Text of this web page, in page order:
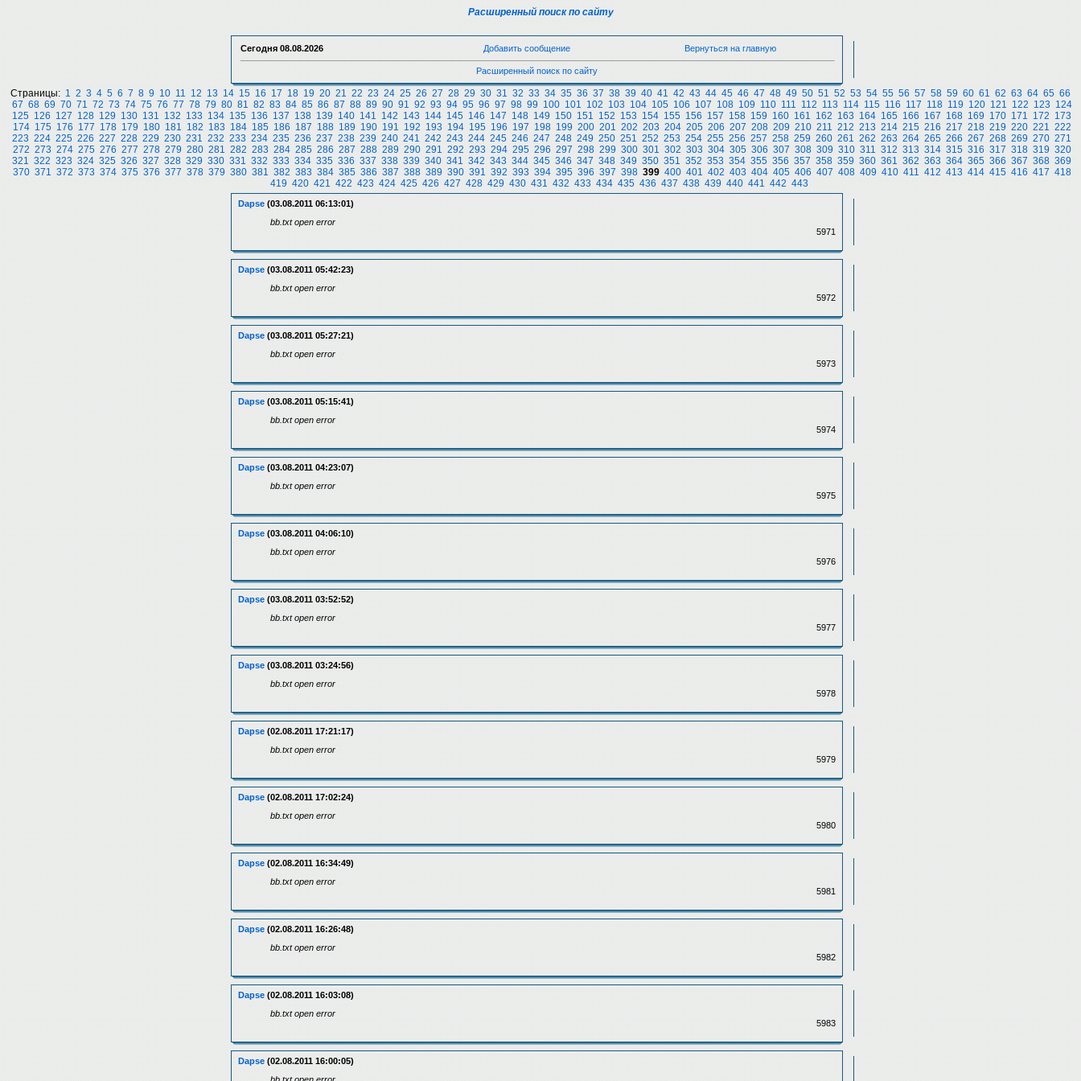
Расширенный поиск по сайту
Сегодня 08.08.2026 Добавить сообщение Вернуться на главную
Расширенный поиск по сайту
Страницы: 1 2 3 4 5 6 7 8 9 10 11 12 13 14 15 16 17 18 19 20 21 22 23 24 25 26 27 28 29 30 31 32 33 34 35 36 37 38 39 40 41 42 43 44 45 46 47 48 49 50 51 52 53 54 55 56 57 58 59 60 61 62 63 64 65 66
67 68 69 70 71 72 73 74 75 76 77 78 79 80 81 82 83 84 85 86 87 88 89 90 91 92 93 94 95 96 97 98 99 100 101 102 103 104 105 106 107 108 109 110 111 112 113 114 115 116 117 118 119 120 121 122 123 124
125 126 127 128 129 130 131 132 133 134 135 136 137 138 139 140 141 142 143 144 145 146 147 148 149 150 151 152 153 154 155 156 157 158 159 160 161 162 163 164 165 166 167 168 169 170 171 172 173
174 175 176 177 178 179 180 181 182 183 184 185 186 187 188 189 190 191 192 193 194 195 196 197 198 199 200 201 202 203 204 205 206 207 208 209 210 211 212 213 214 215 216 217 218 219 220 221
222
223 224 225 226 227 228 229 230 231 232 233 234 235 236 237 238 239 240 241 242 243 244 245 246 247 248 249 250 251 252 253 254 255 256 257 258 259 260 261 262 263 264 265 266 267 268 269 270 271
272 273 274 275 276 277 278 279 280 281 282 283 284 285 286 287 288 289 290 291 292 293 294 295 296 297 298 299 300 301 302 303 304 305 306 307 308 309 310 311 312 313 314 315 316 317 318 319 320
321
322 323 324 325 326 327 328 329 330 331 332 333 334 335 336 337 338 339 340 341 342 343 344 345 346 347 348 349 350 351 352 353 354 355 356 357 358 359 360 361 362 363 364 365 366 367 368 369
370 371 372 373 374 375 376 377 378 379 380 381 382 383 384 385 386 387 388 389 390 391 392 393 394 395 396 397 398 399 400 401 402 403 404 405 406 407 408 409 410 411 412 413 414 415 416 417 418
419 420 421 422 423 424 425 426 427 428 429 430 431 432 433 434 435 436 437 438 439 440 441 442 443
Dapse (03.08.2011 06:13:01)
bb.txt open error
5971
Dapse (03.08.2011 05:42:23)
bb.txt open error
5972
Dapse (03.08.2011 05:27:21)
bb.txt open error
5973
Dapse (03.08.2011 05:15:41)
bb.txt open error
5974
Dapse (03.08.2011 04:23:07)
bb.txt open error
5975
Dapse (03.08.2011 04:06:10)
bb.txt open error
5976
Dapse (03.08.2011 03:52:52)
bb.txt open error
5977
Dapse (03.08.2011 03:24:56)
bb.txt open error
5978
Dapse (02.08.2011 17:21:17)
bb.txt open error
5979
Dapse (02.08.2011 17:02:24)
bb.txt open error
5980
Dapse (02.08.2011 16:34:49)
bb.txt open error
5981
Dapse (02.08.2011 16:26:48)
bb.txt open error
5982
Dapse (02.08.2011 16:03:08)
bb.txt open error
5983
Dapse (02.08.2011 16:00:05)